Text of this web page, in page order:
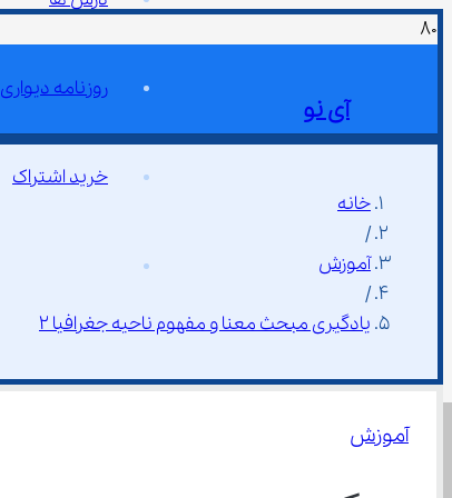
آی نو
روزنامه دیواری
خرید اشتراک
خانه
/
آموزش
/
یادگیری مبحث معنا و مفهوم ناحیه جغرافیا ۲
آموزش